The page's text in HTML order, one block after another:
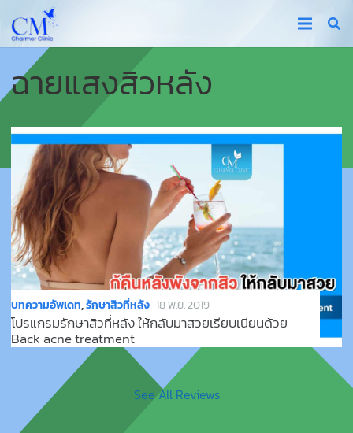
ฉายแสงสิวหลัง
บทความอัพเดท,รักษาสิวที่หลัง 18 พ.ย. 2019
โปรแกรมรักษาสิวที่หลัง ให้กลับมาสวยเรียบเนียนด้วย
Back acne treatment
See All Reviews